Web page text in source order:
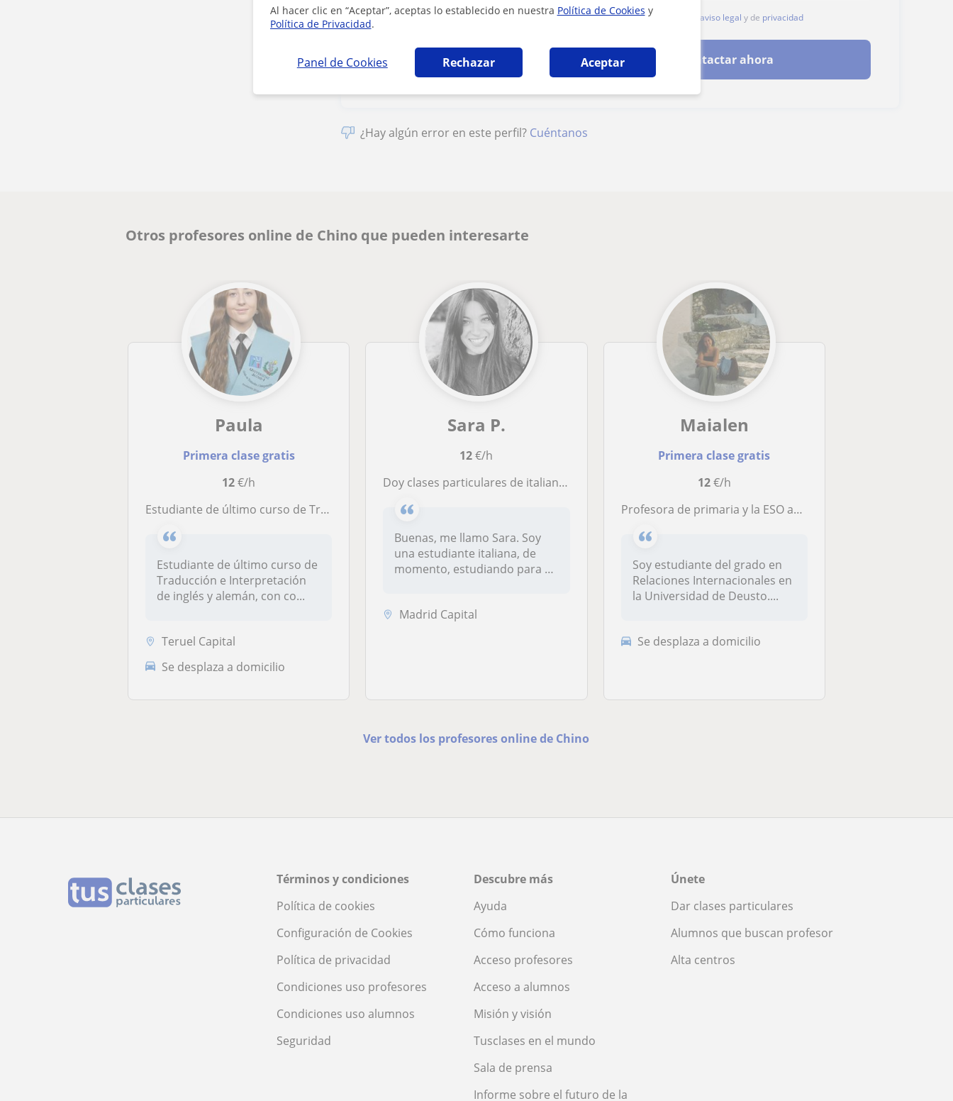
Al hacer clic en “Aceptar”, aceptas lo establecido en nuestra Política de Cookies y
Política de Privacidad.
Panel de Cookies Rechazar Aceptar
Al hacer clic, aceptas nuestro aviso legal y de privacidad
Contactar ahora
¿Hay algún error en este perfil? Cuéntanos
Otros profesores online de Chino que pueden interesarte
Paula
Primera clase gratis
12€/h
Estudiante de último curso de Traducción e Interpretación de inglés y alemán, con conocimientos básicos de chino mandarín y catalán ofrece clases de repaso de idiomas
Estudiante de último curso de
Traducción e Interpretación
de inglés y alemán, con co...
Teruel Capital
Se desplaza a domicilio
Sara P.
12€/h
Doy clases particulares de italiano y chino
Buenas, me llamo Sara. Soy
una estudiante italiana, de
momento, estudiando para mi
Madrid Capital
Maialen
Primera clase gratis
12€/h
Profesora de primaria y la ESO apta para todos los niveles. Destacando especialmente el inglés.
Soy estudiante del grado en
Relaciones Internacionales en
la Universidad de Deusto....
Se desplaza a domicilio
Ver todos los profesores online de Chino
Términos y condiciones
Política de cookies
Configuración de Cookies
Política de privacidad
Condiciones uso profesores
Condiciones uso alumnos
Seguridad
Descubre más
Ayuda
Cómo funciona
Acceso profesores
Acceso a alumnos
Misión y visión
Tusclases en el mundo
Sala de prensa
Informe sobre el futuro de la
Únete
Dar clases particulares
Alumnos que buscan profesor
Alta centros